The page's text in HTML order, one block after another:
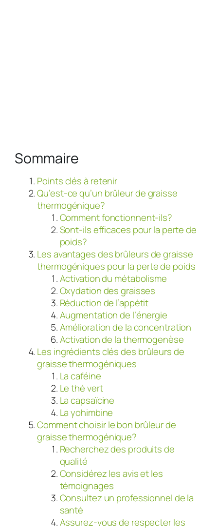
Sommaire
Points clés à retenir
Qu’est-ce qu’un brûleur de graisse
thermogénique?
Comment fonctionnent-ils?
Sont-ils efficaces pour la perte de
poids?
Les avantages des brûleurs de graisse
thermogéniques pour la perte de poids
Activation du métabolisme
Oxydation des graisses
Réduction de l’appétit
Augmentation de l’énergie
Amélioration de la concentration
Activation de la thermogenèse
Les ingrédients clés des brûleurs de
graisse thermogéniques
La caféine
Le thé vert
La capsaïcine
La yohimbine
Comment choisir le bon brûleur de
graisse thermogénique?
Recherchez des produits de
qualité
Considérez les avis et les
témoignages
Consultez un professionnel de la
santé
Assurez-vous de respecter les